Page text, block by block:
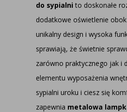
do sypialni to doskonałe
dodatkowe oświetlenie obok
unikalny design i wysoka
sprawiają, że świetnie
zarówno praktycznego jak i
elementu wyposażenia
sypialni uroku i ciesz się
zapewnia metalowa